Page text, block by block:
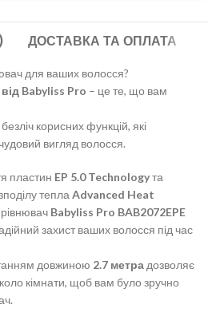
ДОСТАВКА ТА ОПЛАТА
для ваших волосся?
Babyliss Pro – це те, що вам
корисних функцій, які
вигляд волосся.
пластин EP 5.0 Technologyта
теплаAdvanced Heat
Babyliss Pro BAB2072EPE
захист ваших волосся під час
довжиною 2.7 метра дозволяє
кімнати, щоб вам було зручно